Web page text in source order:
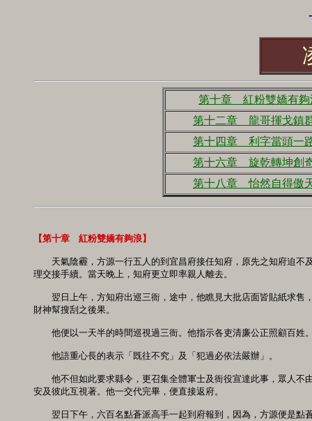
-
第十章 紅粉雙嬌有夠
第十二章 龍哥揮戈鎮
第十四章 利字當頭一
第十六章 旋乾轉坤創
第十八章 怡然自得傲
【第十章　紅粉雙嬌有夠浪】
天氣陰霾，方源一行五人的到宜昌府接任知府，原先之知府迫不
理交接手續。當天晚上，知府更立即率親人離去。
翌日上午，方知府出巡三衙，途中，他瞧見大批店面皆貼紙求售
財神幫搜刮之後果。
他便以一天半的時間巡視過三衙。他指示各吏清廉公正照顧百姓
他語重心長的表示「既往不究」及「犯過必依法嚴辦」。
他不但如此要求縣令，更召集全體軍士及衙役宣達此事，眾人不
安及彼此互視著。他一交代完畢，便直接返府。
翌日下午，六百名點蒼派高手一起到府報到，因為，方源便是點